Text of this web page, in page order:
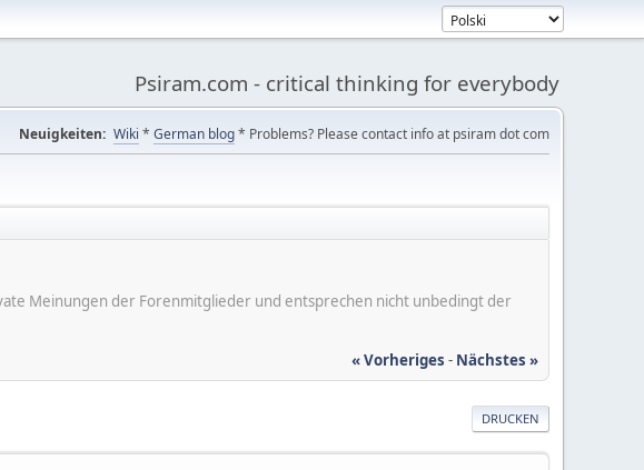
Psiram.com - critical thinking for everybody
Neuigkeiten: Wiki * German blog* Problems? Please contact info at psiram dot com
Meinungen der Forenmitglieder und entsprechen nicht unbedingt der
« Vorheriges - Nächstes »
DRUCKEN